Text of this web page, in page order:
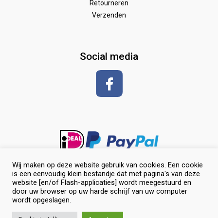
hoeven
vlechten en toiletteren
Zadeldekken & toebehoren
Shirt met korte mouwen
Retourneren
Verzenden
Social media
Wij maken op deze website gebruik van cookies. Een cookie
is een eenvoudig klein bestandje dat met pagina's van deze
website [en/of Flash-applicaties] wordt meegestuurd en
door uw browser op uw harde schrijf van uw computer
wordt opgeslagen.